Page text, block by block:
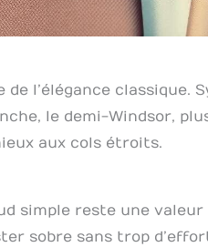
l’élégance classique.
le demi-Windsor,
aux cols étroits.
simple reste une valeur
sobre sans trop